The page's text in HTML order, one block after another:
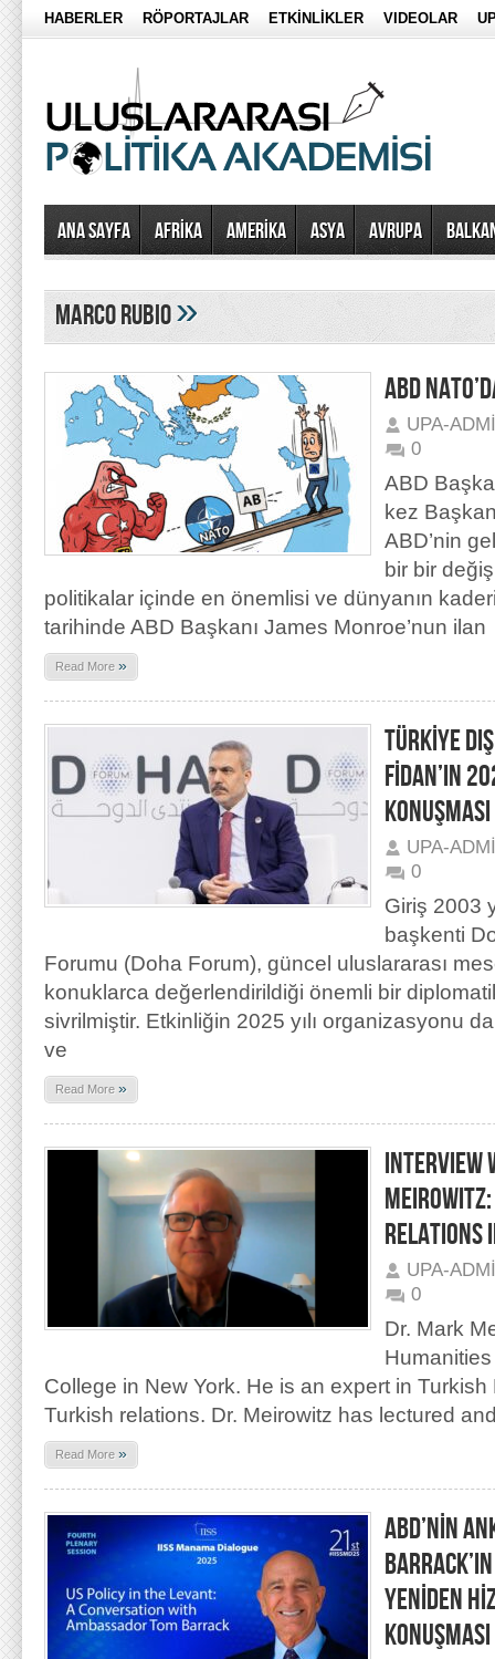
HABERLER RÖPORTAJLAR ETKİNLİKLER VIDEOLAR
Ana Sayfa AFRİKA AMERİKA ASYA AVRUPA
marco rubio»
ABD
UPA-
0
ABD
kez
ABD’nin
bir bir
politikalar içinde en önemlisi ve dünyanın
tarihinde ABD Başkanı James Monroe’nun ilan
Read More »
TÜRKİYE
FİDAN’IN
KONUŞMASI
UPA-
0
Giriş 2003
başkenti
Forumu (Doha Forum), güncel uluslararası
konuklarca değerlendirildiği önemli bir
sivrilmiştir. Etkinliğin 2025 yılı organizasyonu
ve
Read More »
INTERVIEW
RELATIONS
UPA-
0
Dr. Mark
College in New York. He is an expert in
Turkish relations. Dr. Meirowitz has lectured
Read More »
ABD’NİN
YENİDEN
KONUŞMASI